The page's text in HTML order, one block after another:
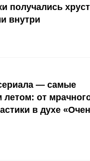
получались
внутри
— самые
от
в духе